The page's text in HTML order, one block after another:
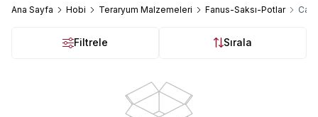
Ana Sayfa Hobi Teraryum Malzemeleri Fanus-Saksı-Potlar
Filtrele Sırala